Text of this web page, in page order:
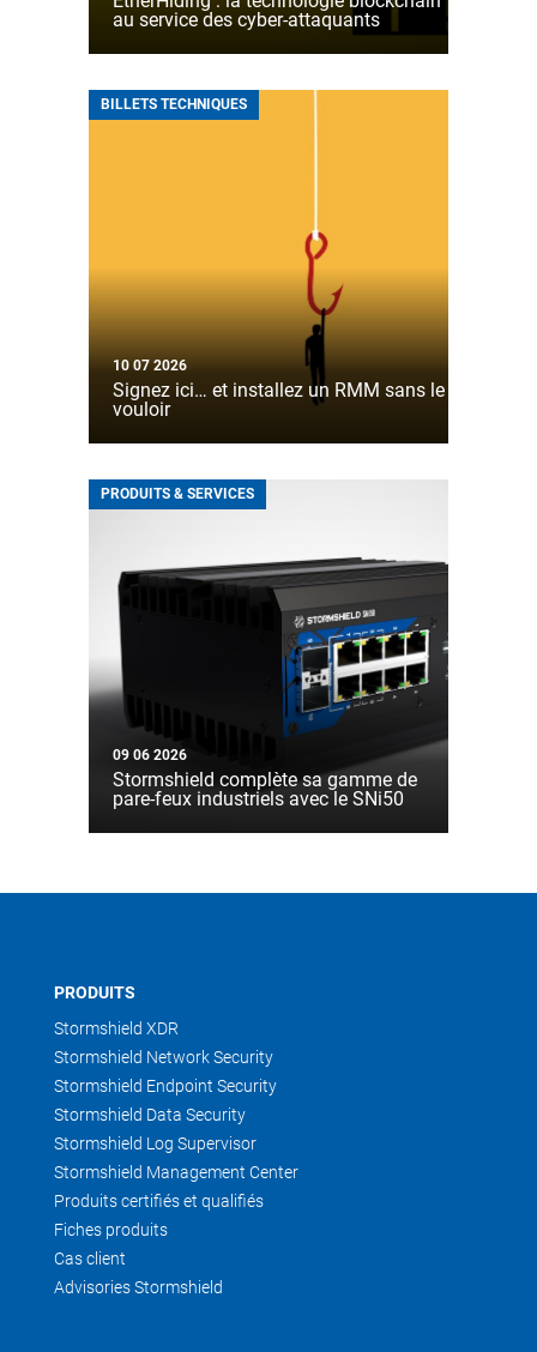
au service des cyber-attaquants
BILLETS TECHNIQUES
10 07 2026
Signez ici… et installez un RMM sans le
vouloir
PRODUITS & SERVICES
09 06 2026
Stormshield complète sa gamme de
pare-feux industriels avec le SNi50
PRODUITS
Stormshield XDR
Stormshield Network Security
Stormshield Endpoint Security
Stormshield Data Security
Stormshield Log Supervisor
Stormshield Management Center
Produits certifiés et qualifiés
Fiches produits
Cas client
Advisories Stormshield